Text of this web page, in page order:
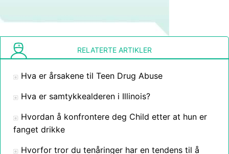
RELATERTE ARTIKLER
Hva er årsakene til Teen Drug Abuse
Hva er samtykkealderen i Illinois?
Hvordan å konfrontere deg Child etter at hun er
fanget drikke
Hvorfor tror du tenåringer har en tendens til å